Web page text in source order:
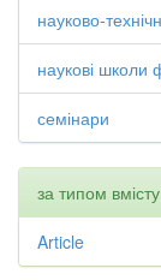
науково-
наукові школи
семінари
за типом вмісту
Article